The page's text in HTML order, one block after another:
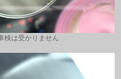
検は受かりません